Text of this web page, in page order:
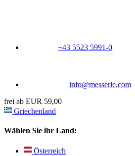
+43 5523 5991-0
info@messerle.com
frei ab EUR 59,00
Griechenland
Wählen Sie ihr Land:
Österreich